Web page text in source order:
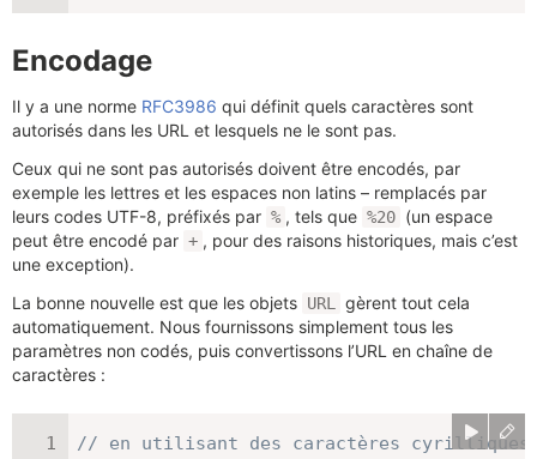
Encodage
Il y a une norme RFC3986 qui définit quels caractères sont
autorisés dans les URL et lesquels ne le sont pas.
Ceux qui ne sont pas autorisés doivent être encodés, par
exemple les lettres et les espaces non latins – remplacés par
leurs codes UTF-8, préfixés par % , tels que %20 (un espace
peut être encodé par + , pour des raisons historiques, mais c’est
une exception).
La bonne nouvelle est que les objets URL
gèrent tout cela
automatiquement. Nous fournissons simplement tous les
paramètres non codés, puis convertissons l’URL en chaîne de
caractères :
// en utilisant des caractères cyrilliques